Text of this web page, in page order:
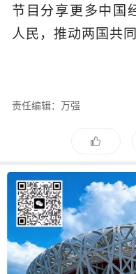
节目分享更多中国
人民，推动两国共同
责任编辑：万强